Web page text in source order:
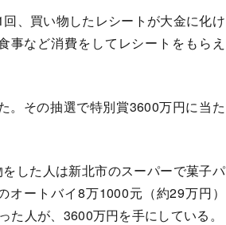
、買い物したレシートが大金に化け
事など消費をしてレシートをもらえ
その抽選で特別賞3600万円に当た
した人は新北市のスーパーで菓子パ
ートバイ8万1000元（約29万円）
人が、3600万円を手にしている。